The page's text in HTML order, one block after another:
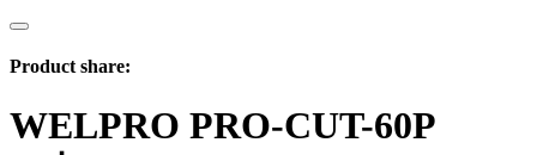
Product share:
WELPRO PRO-CUT-60P